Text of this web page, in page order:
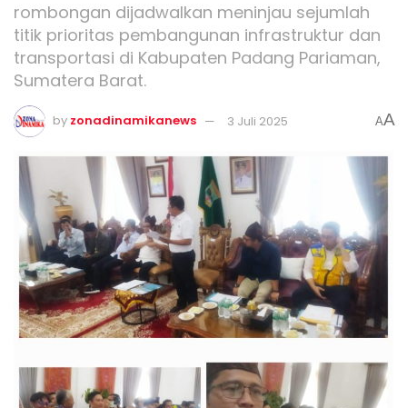
rombongan dijadwalkan meninjau sejumlah
titik prioritas pembangunan infrastruktur dan
transportasi di Kabupaten Padang Pariaman,
Sumatera Barat.
by zonadinamikanews 3 Juli 2025 AA